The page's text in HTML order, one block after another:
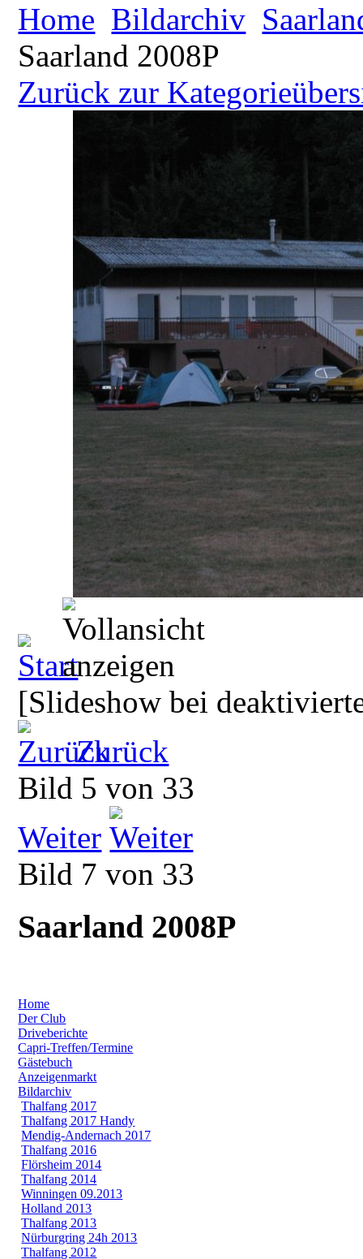
Home Bildarchiv
Saarland 2008P
Zurück zur
[Slideshow bei
Zurück
Bild 5 von 33
Weiter
Bild 7 von 33
Saarland 2008P
Home
Der Club
Driveberichte
Capri-Treffen/Termine
Gästebuch
Anzeigenmarkt
Bildarchiv
Thalfang 2017
Thalfang 2017 Handy
Mendig-Andernach 2017
Thalfang 2016
Flörsheim 2014
Thalfang 2014
Winningen 09.2013
Holland 2013
Thalfang 2013
Nürburgring 24h 2013
Thalfang 2012